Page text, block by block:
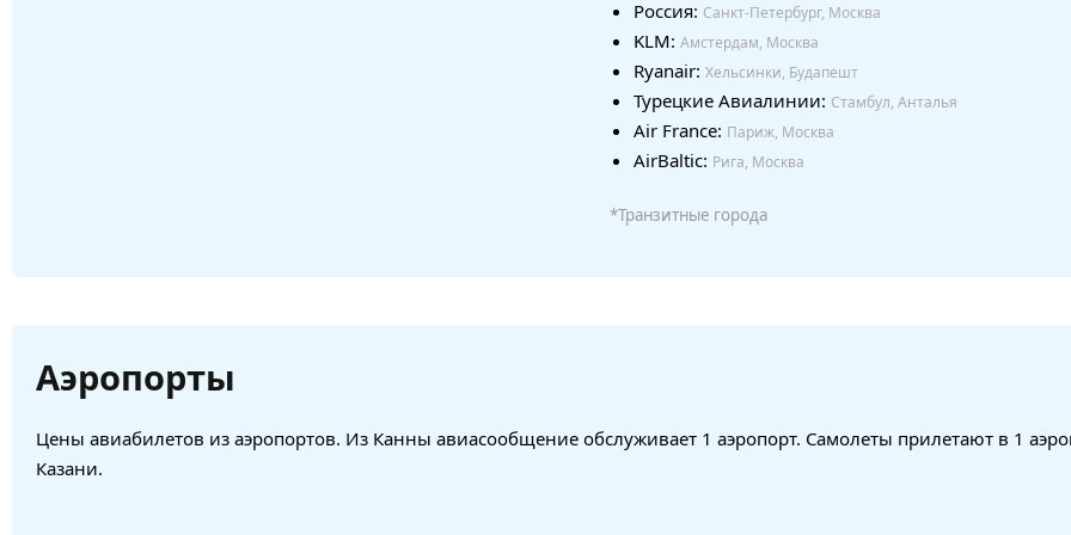
Россия: Санкт-Петербург, Москва
KLM: Амстердам, Москва
Ryanair: Хельсинки, Будапешт
Турецкие Авиалинии: Стамбул, Анталья
Air France: Париж, Москва
AirBaltic: Рига, Москва
*Транзитные города
Аэропорты
Цены авиабилетов из аэропортов. Из Канны авиасообщение обслуживает 1 аэропорт. Самолеты прилетают в 1
Казани.